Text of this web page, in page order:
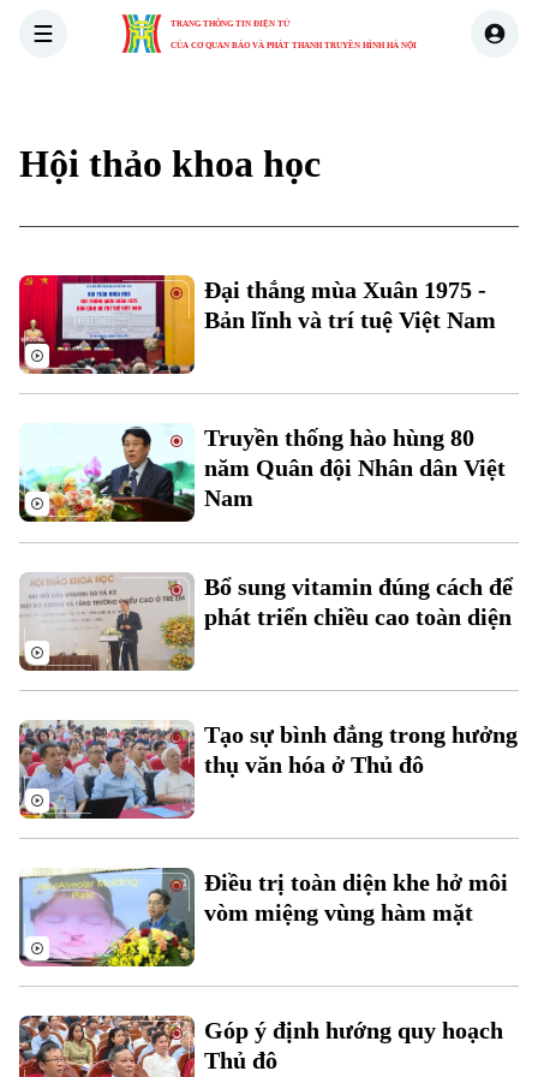
TRANG THÔNG TIN ĐIỆN TỬ
CỦA CƠ QUAN BÁO VÀ PHÁT THANH TRUYỀN HÌNH HÀ NỘI
Xu hướng
Chuyên mục
Thời sự
Hà Nội
Chính trị
An ninh trật tự
Hà Nội
Nhịp sống Hà Nội
Người Hà Nội
Khoảnh khắc Hà Nội
Thế giới
Tin tức
Kinh tế
Hội thảo khoa học
Đại thắng mùa Xuân 1975 -
Bản lĩnh và trí tuệ Việt Nam
Truyền thống hào hùng 80
năm Quân đội Nhân dân Việt
Nam
Bổ sung vitamin đúng cách để
phát triển chiều cao toàn diện
Tạo sự bình đẳng trong hưởng
thụ văn hóa ở Thủ đô
Điều trị toàn diện khe hở môi
vòm miệng vùng hàm mặt
Góp ý định hướng quy hoạch
Thủ đô